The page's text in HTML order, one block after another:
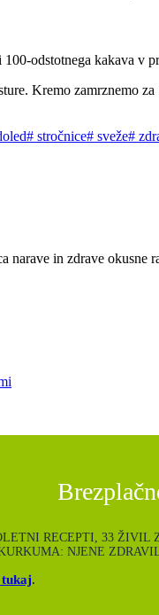
odstotnega kakava v
Kremo zamrznemo
# stročnice# sveže#
in zdrave okusne
RECEPTI, 33
NJENE
tukaj.